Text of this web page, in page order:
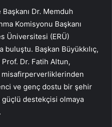
Dr. Memduh
Komisyonu Başkanı
Üniversitesi (ERÜ)
Başkan Büyükkılıç,
Dr. Fatih Altun,
ve genç dostu bir şehir
destekçisi olmaya